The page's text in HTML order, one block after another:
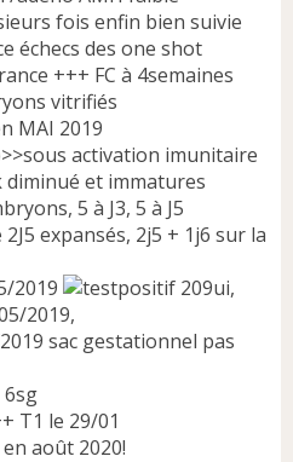
fois enfin bien suivie
échecs des one shot
+++ FC à 4semaines
vitrifiés
MAI 2019
activation imunitaire
diminué et immatures
5 à J3, 5 à J5
expansés, 2j5 + 1j6 sur la
2019
209ui,
2019,
sac gestationnel pas
6sg
T1 le 29/01
août 2020!